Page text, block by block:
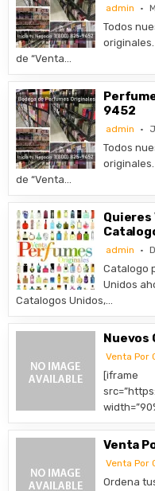
admin
Todos
de “Venta…
9452
admin
Todos
de “Venta…
Quieres
admin
Catalogo
Unidos
Catalogos Unidos,…
Nuevos
Venta Por
[iframe
Venta
Venta Por
Ordena